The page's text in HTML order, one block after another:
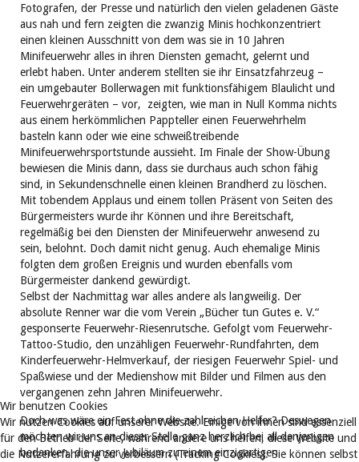
Fotografen, der Presse und natürlich den vielen geladenen Gäste
aus nah und fern zeigten die zwanzig Minis hochkonzentriert
einen kleinen Ausschnitt von dem was sie in 10 Jahren
Minifeuerwehr alles in ihren Diensten gemacht, gelernt und
erlebt haben. Unter anderem stellten sie ihr Einsatzfahrzeug –
ein umgebauter Bollerwagen mit funktionsfähigem Blaulicht und
Feuerwehrgeräten – vor, zeigten, wie man in Null Komma nichts
aus einem herkömmlichen Pappteller einen Feuerwehrhelm
basteln kann oder wie eine schweißtreibende
Minifeuerwehrsportstunde aussieht. Im Finale der Show-Übung
bewiesen die Minis dann, dass sie durchaus auch schon fähig
sind, in Sekundenschnelle einen kleinen Brandherd zu löschen.
Mit tobendem Applaus und einem tollen Präsent von Seiten des
Bürgermeisters wurde ihr Können und ihre Bereitschaft,
regelmäßig bei den Diensten der Minifeuerwehr anwesend zu
sein, belohnt. Doch damit nicht genug. Auch ehemalige Minis
folgten dem großen Ereignis und wurden ebenfalls vom
Bürgermeister dankend gewürdigt.
Selbst der Nachmittag war alles andere als langweilig. Der
absolute Renner war die vom Verein „Bücher tun Gutes e. V.“
gesponserte Feuerwehr-Riesenrutsche. Gefolgt vom Feuerwehr-
Tattoo-Studio, den unzähligen Feuerwehr-Rundfahrten, dem
Kinderfeuerwehr-Helmverkauf, der riesigen Feuerwehr Spiel- und
Spaßwiese und der Medienshow mit Bilder und Filmen aus den
vergangenen zehn Jahren Minifeuerwehr.
Doch was wäre ein Fest ohne die zahlreichen Helfer? Deswegen
möchten wir uns an dieser Stelle ganz herzlich bei all denjenigen
bedanken, die unser Jubiläum zu einem einzigartigen
Wir benutzen Cookies
Wir nutzen Cookies auf unserer Website. Einige von ihnen sind essenziell
für den Betrieb der Seite, während andere uns helfen, diese Website und
die Nutzererfahrung zu verbessern (Tracking Cookies). Sie können selbst